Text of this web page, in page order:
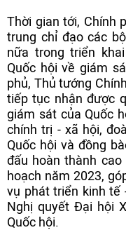
Thời gian tới, Chính
trung chỉ đạo các
nữa trong triển
Quốc hội về giám
phủ, Thủ tướng
tiếp tục nhận được
giám sát của Quốc
chính trị - xã hội,
Quốc hội và đồng
đấu hoàn thành
hoạch năm 2023,
vụ phát triển kinh tế
Nghị quyết Đại hội
Quốc hội.